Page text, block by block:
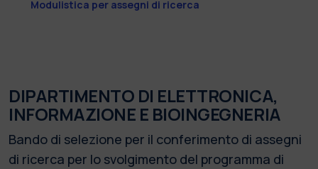
Modulistica per assegni di ricerca
DIPARTIMENTO DI ELETTRONICA,
INFORMAZIONE E BIOINGEGNERIA
Bando di selezione per il conferimento di assegni
di ricerca per lo svolgimento del programma di